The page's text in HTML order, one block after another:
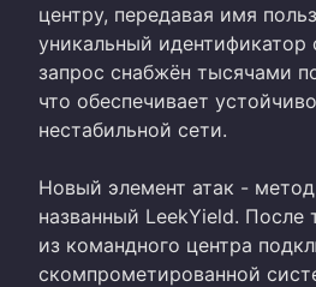
центру, передавая имя
уникальный идентификатор
запрос снабжён тысячами
что обеспечивает
нестабильной сети.
Новый элемент атак -
названный LeekYield. После
из командного центра
скомпрометированной